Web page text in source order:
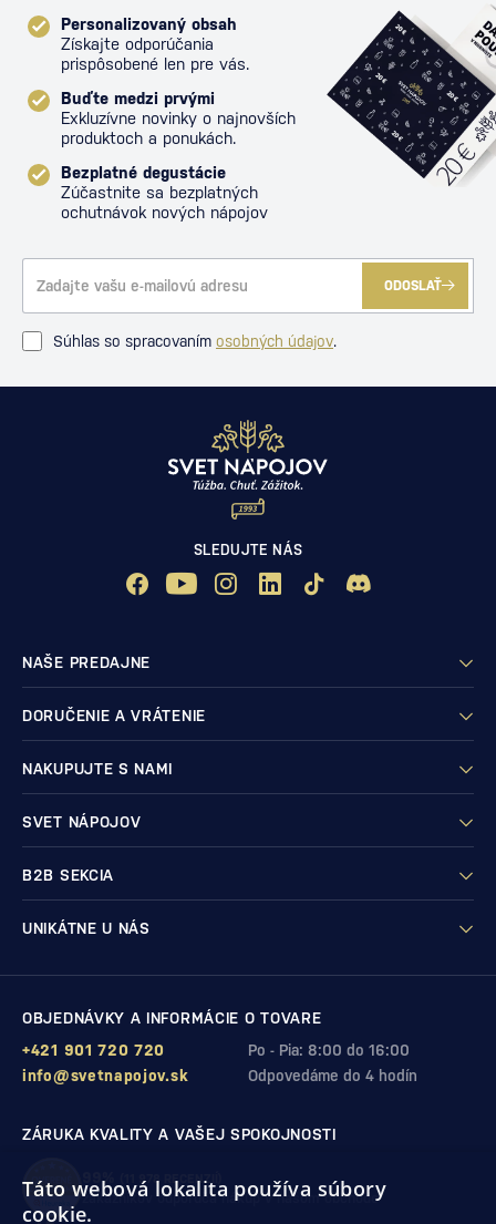
Personalizovaný obsah
Získajte odporúčania
prispôsobené len pre vás.
Buďte medzi prvými
Exkluzívne novinky o najnovších
produktoch a ponukách.
Bezplatné degustácie
Zúčastnite sa bezplatných
ochutnávok nových nápojov
ODOSLAŤ
Súhlas so spracovaním osobných údajov.
SLEDUJTE NÁS
NAŠE PREDAJNE
DORUČENIE A VRÁTENIE
NAKUPUJTE S NAMI
SVET NÁPOJOV
B2B SEKCIA
UNIKÁTNE U NÁS
OBJEDNÁVKY A INFORMÁCIE O TOVARE
Po - Pia: 8:00 do 16:00
+421 901 720 720
Odpovedáme do 4 hodín
info@svetnapojov.sk
ZÁRUKA KVALITY A VAŠEJ SPOKOJNOSTI
99% (11 978 RECENZIÍ)
zákazníkov odporúča nákup v našom obchode
Táto webová lokalita používa súbory
cookie.